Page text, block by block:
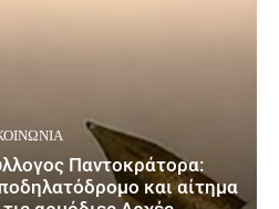
Παντοκράτορα:
και αίτημα